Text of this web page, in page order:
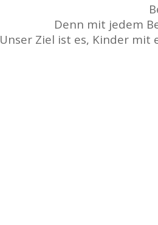
Denn mit jedem
Unser Ziel ist es, Kinder